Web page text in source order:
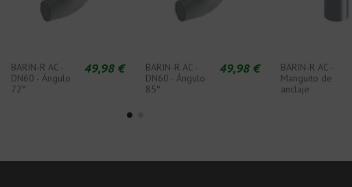
BARIN-R AC -
DN60 - Ángulo
72°
49,98 €
BARIN-R AC -
DN60 - Ángulo
85°
49,98 €
BARIN-R AC -
Manguito de
anclaje